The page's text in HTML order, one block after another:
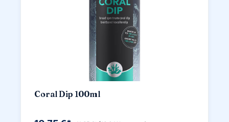
Coral Dip 100ml